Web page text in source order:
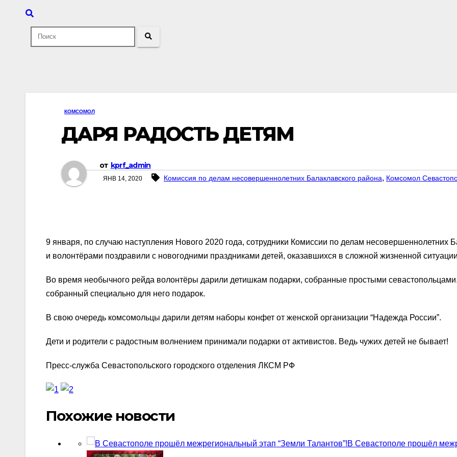
КОМСОМОЛ
ДАРЯ РАДОСТЬ ДЕТЯМ
от kprf_admin
ЯНВ 14, 2020 Комиссия по делам несовершеннолетних Балаклавского района, Комсомол
9 января, по случаю наступления Нового 2020 года, сотрудники Комиссии по делам несовершеннолетних
и волонтёрами поздравили с новогодними праздниками детей, оказавшихся в сложной жизненной
Во время необычного рейда волонтёры дарили детишкам подарки, собранные простыми
собранный специально для него подарок.
В свою очередь комсомольцы дарили детям наборы конфет от женской организации “Надежда России”.
Дети и родители с радостным волнением принимали подарки от активистов. Ведь чужих детей не бывает!
Пресс-служба Севастопольского городского отделения ЛКСМ РФ
Похожие новости
В Севастополе прошёл